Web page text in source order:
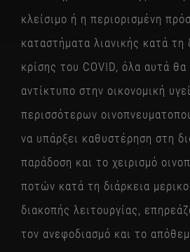
κλείσιμο ή η περιορισμένη
καταστήματα λιανικής κατά τη
κρίσης του COVID, όλα αυτά θα
αντίκτυπο στην οικονομική
περισσότερων
να υπάρξει καθυστέρηση στη
παράδοση και το χειρισμό
ποτών κατά τη διάρκεια
διακοπής λειτουργίας,
τον ανεφοδιασμό και το